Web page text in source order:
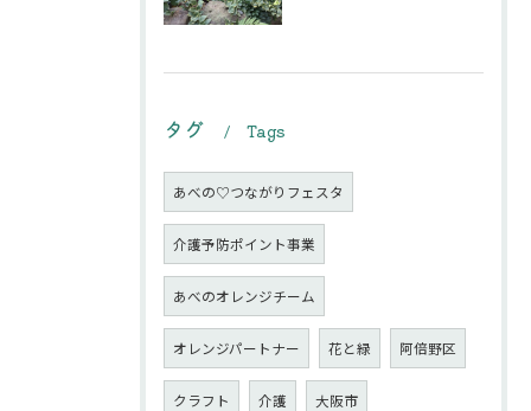
タグ Tags
あべの♡つながりフェスタ
介護予防ポイント事業
あべのオレンジチーム
オレンジパートナー 花と緑 阿倍野区
クラフト 介護 大阪市